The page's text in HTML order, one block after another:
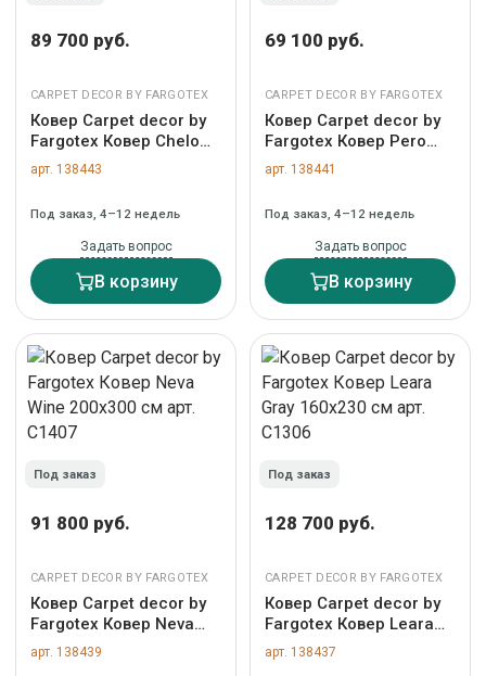
89 700 руб.
CARPET DECOR BY FARGOTEX
Ковер Carpet decor by
Fargotex Ковер Chelo
Silver 160х230 арт.
C1075
арт. 138443
Под заказ, 4–12 недель
Задать вопрос
В корзину
69 100 руб.
CARPET DECOR BY FARGOTEX
Ковер Carpet decor by
Fargotex Ковер Pero
Anthracite 160х230 см
арт. C1309
арт. 138441
Под заказ, 4–12 недель
Задать вопрос
В корзину
Под заказ
91 800 руб.
CARPET DECOR BY FARGOTEX
Ковер Carpet decor by
Fargotex Ковер Neva
Wine 200х300 см арт.
C1407
арт. 138439
Под заказ
128 700 руб.
CARPET DECOR BY FARGOTEX
Ковер Carpet decor by
Fargotex Ковер Leara
Gray 160х230 см арт.
C1306
арт. 138437